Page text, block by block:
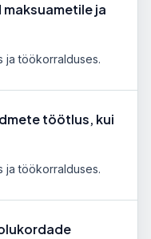
ja
ja töökorralduses.
töötlus, kui
ja töökorralduses.